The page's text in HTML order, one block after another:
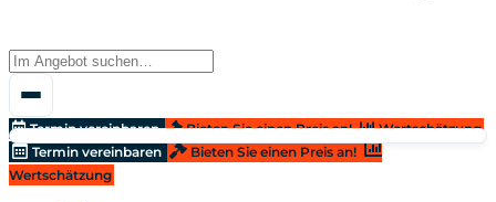
Termin vereinbaren Bieten Sie einen Preis an!
Wertschätzung
Termin vereinbaren
Bieten Sie einen Preis an!
Wertschätzung